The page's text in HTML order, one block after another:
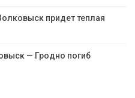
придет теплая
— Гродно погиб